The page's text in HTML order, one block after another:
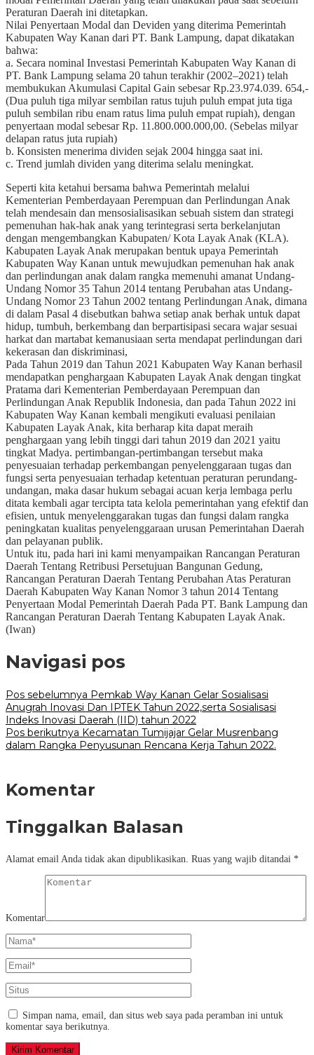
Peraturan Daerah ini ditetapkan.
Nilai Penyertaan Modal dan Deviden yang diterima Pemerintah
Kabupaten Way Kanan dari PT. Bank Lampung, dapat dikatakan
bahwa:
a. Secara nominal Investasi Pemerintah Kabupaten Way Kanan di
PT. Bank Lampung selama 20 tahun terakhir (2002–2021) telah
membukukan Akumulasi Capital Gain sebesar Rp.23.974.039. 654,-
(Dua puluh tiga milyar sembilan ratus tujuh puluh empat juta tiga
puluh sembilan ribu enam ratus lima puluh empat rupiah), dengan
penyertaan modal sebesar Rp. 11.800.000.000,00. (Sebelas milyar
delapan ratus juta rupiah)
b. Konsisten menerima dividen sejak 2004 hingga saat ini.
c. Trend jumlah dividen yang diterima selalu meningkat.
Seperti kita ketahui bersama bahwa Pemerintah melalui
Kementerian Pemberdayaan Perempuan dan Perlindungan Anak
telah mendesain dan mensosialisasikan sebuah sistem dan strategi
pemenuhan hak-hak anak yang terintegrasi serta berkelanjutan
dengan mengembangkan Kabupaten/ Kota Layak Anak (KLA).
Kabupaten Layak Anak merupakan bentuk upaya Pemerintah
Kabupaten Way Kanan untuk mewujudkan pemenuhan hak anak
dan perlindungan anak dalam rangka memenuhi amanat Undang-
Undang Nomor 35 Tahun 2014 tentang Perubahan atas Undang-
Undang Nomor 23 Tahun 2002 tentang Perlindungan Anak, dimana
di dalam Pasal 4 disebutkan bahwa setiap anak berhak untuk dapat
hidup, tumbuh, berkembang dan berpartisipasi secara wajar sesuai
harkat dan martabat kemanusiaan serta mendapat perlindungan dari
kekerasan dan diskriminasi,
Pada Tahun 2019 dan Tahun 2021 Kabupaten Way Kanan berhasil
mendapatkan penghargaan Kabupaten Layak Anak dengan tingkat
Pratama dari Kementerian Pemberdayaan Perempuan dan
Perlindungan Anak Republik Indonesia, dan pada Tahun 2022 ini
Kabupaten Way Kanan kembali mengikuti evaluasi penilaian
Kabupaten Layak Anak, kita berharap kita dapat meraih
penghargaan yang lebih tinggi dari tahun 2019 dan 2021 yaitu
tingkat Madya. pertimbangan-pertimbangan tersebut maka
penyesuaian terhadap perkembangan penyelenggaraan tugas dan
fungsi serta penyesuaian terhadap ketentuan peraturan perundang-
undangan, maka dasar hukum sebagai acuan kerja lembaga perlu
ditata kembali agar tercipta tata kelola pemerintahan yang efektif dan
efisien, untuk menyelenggarakan tugas dan fungsi dalam rangka
peningkatan kualitas penyelenggaraan urusan Pemerintahan Daerah
dan pelayanan publik.
Untuk itu, pada hari ini kami menyampaikan Rancangan Peraturan
Daerah Tentang Retribusi Persetujuan Bangunan Gedung,
Rancangan Peraturan Daerah Tentang Perubahan Atas Peraturan
Daerah Kabupaten Way Kanan Nomor 3 tahun 2014 Tentang
Penyertaan Modal Pemerintah Daerah Pada PT. Bank Lampung dan
Rancangan Peraturan Daerah Tentang Kabupaten Layak Anak.
(Iwan)
Navigasi pos
Pos sebelumnya Pemkab Way Kanan Gelar Sosialisasi
Anugrah Inovasi Dan IPTEK Tahun 2022,serta Sosialisasi
Indeks Inovasi Daerah (IID) tahun 2022
Pos berikutnya Kecamatan Tumijajar Gelar Musrenbang
dalam Rangka Penyusunan Rencana Kerja Tahun 2022.
Komentar
Tinggalkan Balasan
Alamat email Anda tidak akan dipublikasikan. Ruas yang wajib ditandai *
Komentar
Simpan nama, email, dan situs web saya pada peramban ini untuk
komentar saya berikutnya.